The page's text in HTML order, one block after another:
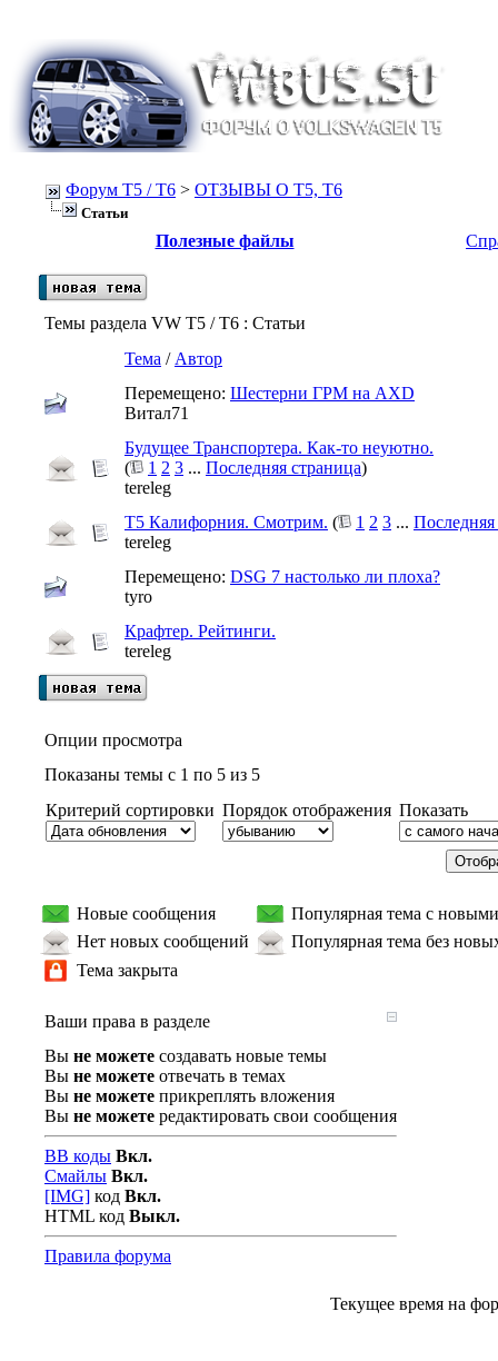
Форум Т5 / T6 > ОТЗЫВЫ О Т5, T6
Статьи
Полезные файлы
Темы раздела VW T5 / T6 : Статьи
Тема / Автор
Перемещено: Шестерни ГРМ на AXD
Витал71
Будущее Транспортера. Как-то неуютно.
(
1 2 3 ... Последняя страница)
tereleg
Т5 Калифорния. Смотрим. ( 1 2 3 ...
tereleg
Перемещено: DSG 7 настолько ли плоха?
tyro
Крафтер. Рейтинги.
tereleg
Опции просмотра
Показаны темы с 1 по 5 из 5
Критерий сортировки Порядок отображения Показать
Новые сообщения
Популярная тема с
Нет новых сообщений
Популярная тема без
Тема закрыта
Ваши права в разделе
Вы не можете создавать новые темы
Вы не можете отвечать в темах
Вы не можете прикреплять вложения
Вы не можете редактировать свои сообщения
BB коды Вкл.
Смайлы Вкл.
[IMG] код Вкл.
HTML код Выкл.
Правила форума
Текущее время на